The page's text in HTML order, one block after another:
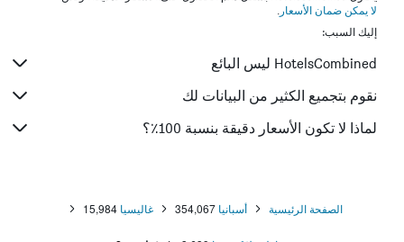
لا يمكن ضمان الأسعار .
إليك السبب:
HotelsCombined ليس البائع
نقوم بتجميع الكثير من البيانات لك
لماذا لا تكون الأسعار دقيقة بنسبة 100٪؟
الصفحة الرئيسية أسبانيا 354,067 غاليسيا 15,984